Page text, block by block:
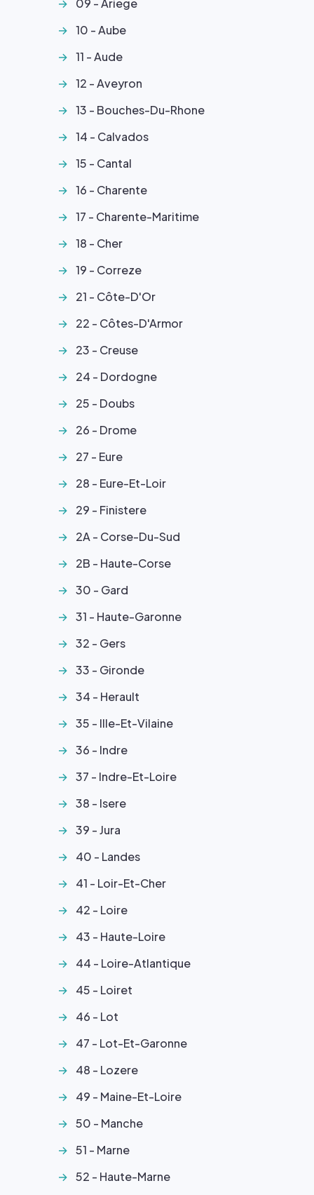
09 - Ariege
10 - Aube
11 - Aude
12 - Aveyron
13 - Bouches-Du-Rhone
14 - Calvados
15 - Cantal
16 - Charente
17 - Charente-Maritime
18 - Cher
19 - Correze
21 - Côte-D'Or
22 - Côtes-D'Armor
23 - Creuse
24 - Dordogne
25 - Doubs
26 - Drome
27 - Eure
28 - Eure-Et-Loir
29 - Finistere
2A - Corse-Du-Sud
2B - Haute-Corse
30 - Gard
31 - Haute-Garonne
32 - Gers
33 - Gironde
34 - Herault
35 - Ille-Et-Vilaine
36 - Indre
37 - Indre-Et-Loire
38 - Isere
39 - Jura
40 - Landes
41 - Loir-Et-Cher
42 - Loire
43 - Haute-Loire
44 - Loire-Atlantique
45 - Loiret
46 - Lot
47 - Lot-Et-Garonne
48 - Lozere
49 - Maine-Et-Loire
50 - Manche
51 - Marne
52 - Haute-Marne